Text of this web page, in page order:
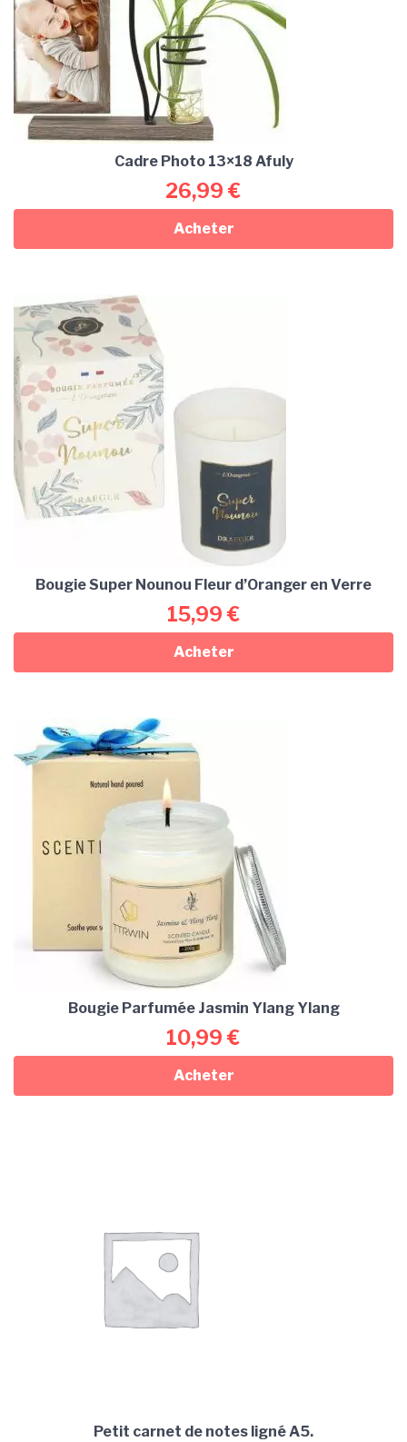
Cadre Photo 13×18 Afuly
26,99 €
Acheter
Bougie Super Nounou Fleur d’Oranger en Verre
15,99 €
Acheter
Bougie Parfumée Jasmin Ylang Ylang
10,99 €
Acheter
Petit carnet de notes ligné A5.